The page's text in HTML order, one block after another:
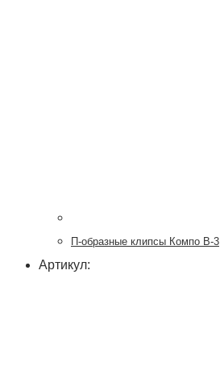
П-образные клипсы Компо B-3
Артикул: